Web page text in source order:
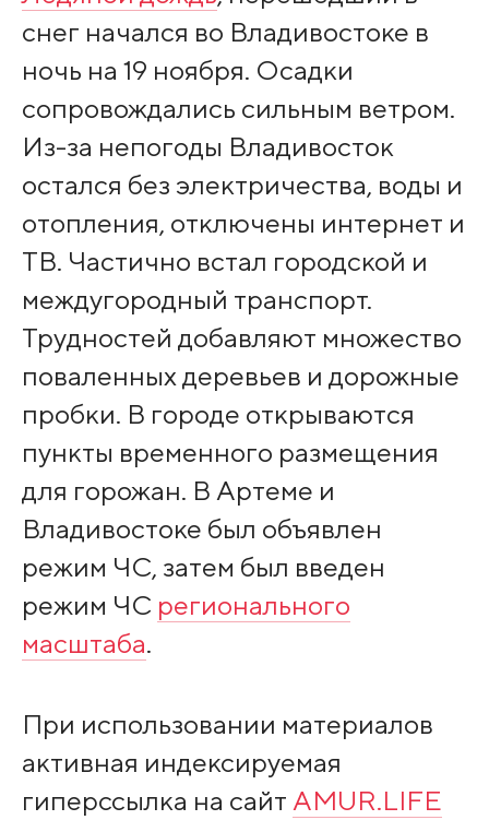
снег начался во Владивостоке в
ночь на 19 ноября. Осадки
сопровождались сильным ветром.
Из-за непогоды Владивосток
остался без электричества, воды и
отопления, отключены интернет и
ТВ. Частично встал городской и
междугородный транспорт.
Трудностей добавляют множество
поваленных деревьев и дорожные
пробки. В городе открываются
пункты временного размещения
для горожан. В Артеме и
Владивостоке был объявлен
режим ЧС, затем был введен
режим ЧС регионального
масштаба.
При использовании материалов
активная индексируемая
гиперссылка на сайт AMUR.LIFE